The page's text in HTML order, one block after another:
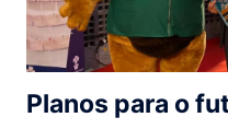
Planos para o